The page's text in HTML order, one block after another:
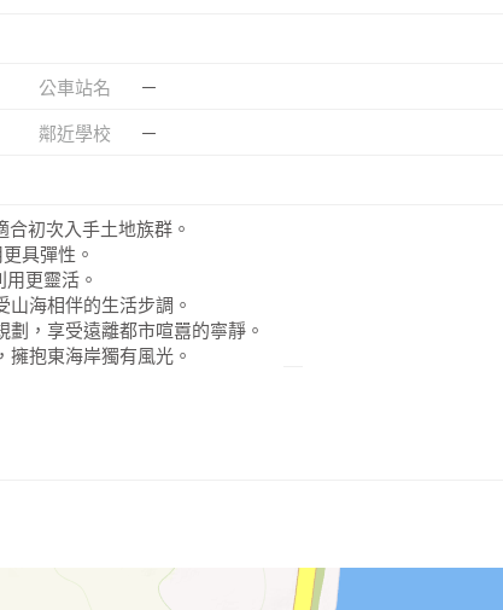
公車站名 －
鄰近學校 －
初次入手土地族群。
具彈性。
更靈活。
海相伴的生活步調。
，享受遠離都市喧囂的寧靜。
抱東海岸獨有風光。